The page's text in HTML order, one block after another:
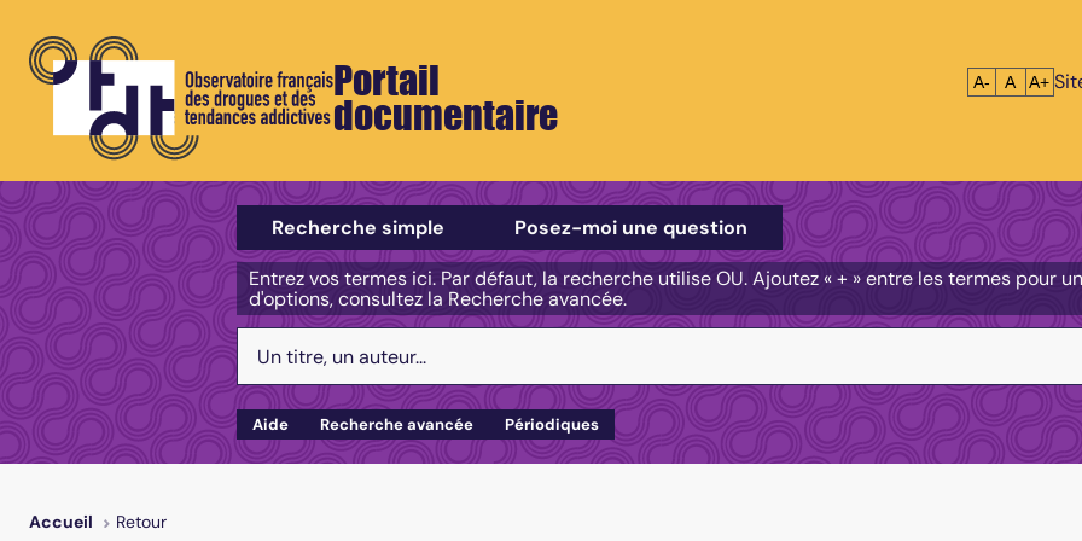
Portail
documentaire
Réduire le
A- A A+
Sélectionner un type de recherche
Recherche simple
Posez-moi une question
Entrez vos termes ici. Par défaut, la recherche utilise OU. Ajoutez « + » entre les termes pour
d'options, consultez la Recherche avancée.
Aide Recherche avancée Périodiques
Accueil Retour